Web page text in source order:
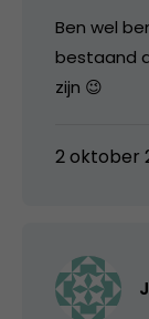
Ben wel
bestaand
zijn 😉
2 oktober